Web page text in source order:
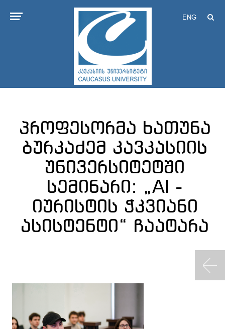
ENG
პროფესორმა ხათუნა
ბურკაძემ კავკასიის
უნივერსიტეტში
სემინარი: „AI -
იურისტის ჭკვიანი
ასისტენტი“ ჩაატარა